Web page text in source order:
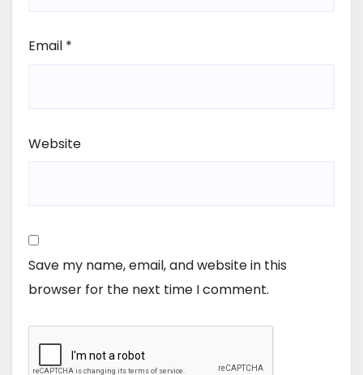
Email *
Website
Save my name, email, and website in this
browser for the next time I comment.